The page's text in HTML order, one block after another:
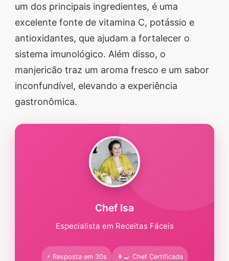
um dos principais ingredientes, é uma
excelente fonte de vitamina C, potássio e
antioxidantes, que ajudam a fortalecer o
sistema imunológico. Além disso, o
manjericão traz um aroma fresco e um sabor
inconfundível, elevando a experiência
gastronômica.
Chef Isa
Especialista em Receitas Fáceis
⚡ Resposta em 30s 👩‍🍳 Chef Certificada